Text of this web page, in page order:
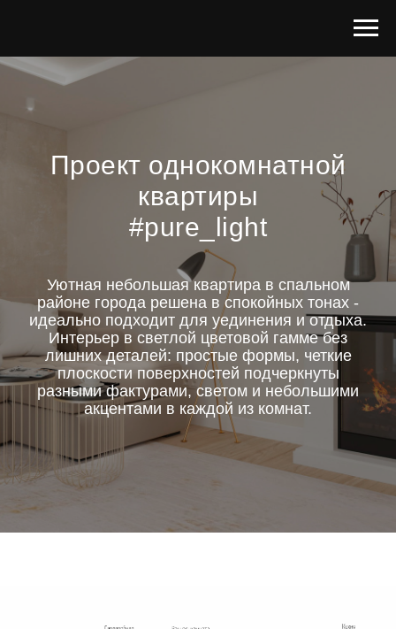
Проект однокомнатной
квартиры
#pure_light
Уютная небольшая квартира в спальном
районе города решена в спокойных тонах -
идеально подходит для уединения и отдыха.
Интерьер в светлой цветовой гамме без
лишних деталей: простые формы, четкие
плоскости поверхностей подчеркнуты
разными фактурами, светом и небольшими
акцентами в каждой из комнат.